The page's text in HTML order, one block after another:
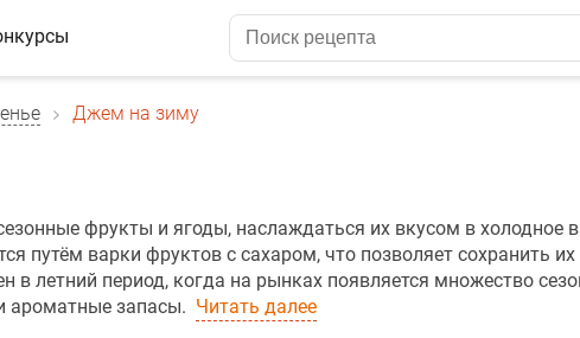
Джем на зиму
фрукты и ягоды, наслаждаться их вкусом в холодное
путём варки фруктов с сахаром, что позволяет сохранить их
в летний период, когда на рынках появляется множество
ароматные запасы. Читать далее